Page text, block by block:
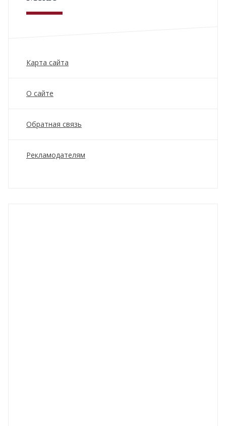
Карта сайта
О сайте
Обратная связь
Рекламодателям